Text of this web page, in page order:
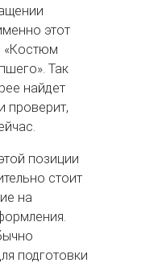
этот
«Костюм
Так
найдет
проверит,
позиции
стоит
на
подготовки